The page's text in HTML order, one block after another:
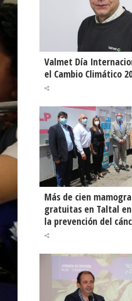
Valmet Día
el Cambio Climático
Más de cien
gratuitas en Taltal
la prevención del